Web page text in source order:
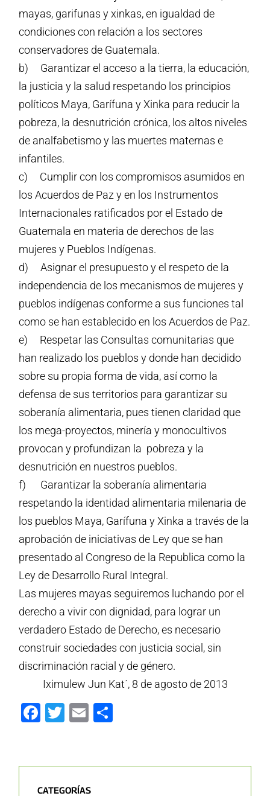
mayas, garifunas y xinkas, en igualdad de
condiciones con relación a los sectores
conservadores de Guatemala.
b) Garantizar el acceso a la tierra, la educación,
la justicia y la salud respetando los principios
políticos Maya, Garífuna y Xinka para reducir la
pobreza, la desnutrición crónica, los altos niveles
de analfabetismo y las muertes maternas e
infantiles.
c) Cumplir con los compromisos asumidos en
los Acuerdos de Paz y en los Instrumentos
Internacionales ratificados por el Estado de
Guatemala en materia de derechos de las
mujeres y Pueblos Indígenas.
d) Asignar el presupuesto y el respeto de la
independencia de los mecanismos de mujeres y
pueblos indígenas conforme a sus funciones tal
como se han establecido en los Acuerdos de Paz.
e) Respetar las Consultas comunitarias que
han realizado los pueblos y donde han decidido
sobre su propia forma de vida, así como la
defensa de sus territorios para garantizar su
soberanía alimentaria, pues tienen claridad que
los mega-proyectos, minería y monocultivos
provocan y profundizan la pobreza y la
desnutrición en nuestros pueblos.
f) Garantizar la soberanía alimentaria
respetando la identidad alimentaria milenaria de
los pueblos Maya, Garífuna y Xinka a través de la
aprobación de iniciativas de Ley que se han
presentado al Congreso de la Republica como la
Ley de Desarrollo Rural Integral.
Las mujeres mayas seguiremos luchando por el
derecho a vivir con dignidad, para lograr un
verdadero Estado de Derecho, es necesario
construir sociedades con justicia social, sin
discriminación racial y de género.
Iximulew Jun Kat´, 8 de agosto de 2013
Facebook
Twitter
Email
CATEGORÍAS